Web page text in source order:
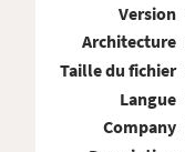
Version
Architecture
Taille du fichier
Langue
Company